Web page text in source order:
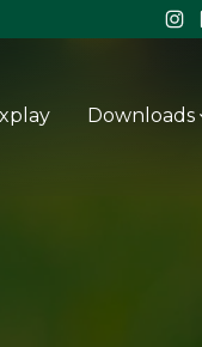
Downloads